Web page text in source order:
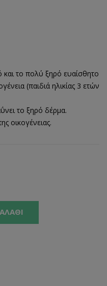
και το πολύ ξηρό ευαίσθητο
(παιδιά ηλικίας 3 ετών
το ξηρό δέρμα.
οικογένειας.